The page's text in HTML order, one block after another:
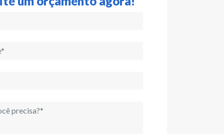
figura no hall de companhias
fiscais a empresas com
da Ciência, Tecnologia,